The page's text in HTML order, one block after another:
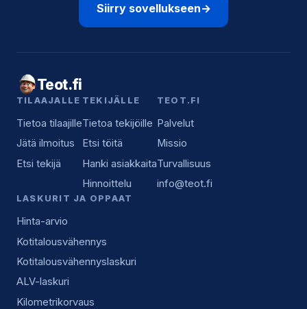
Siirry sovellukseen→
Teot.fi
TILAAJALLE
Tietoa tilaajille
Jätä ilmoitus
Etsi tekijä
TEKIJÄLLE
Tietoa tekijöille
Etsi töitä
Hanki asiakkaita
Hinnoittelu
TEOT.FI
Palvelut
Missio
Turvallisuus
info@teot.fi
LASKURIT JA OPPAAT
Hinta-arvio
Kotitalousvähennys
Kotitalousvähennyslaskuri
ALV-laskuri
Kilometrikorvaus